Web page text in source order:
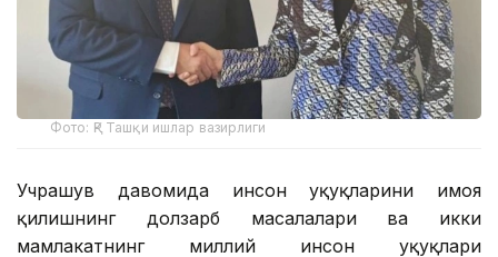
Фото: ҚР Ташқи ишлар вазирлиги
Учрашув давомида инсон ҳуқуқларини ҳимоя
қилишнинг долзарб масалалари ва икки
мамлакатнинг миллий инсон ҳуқуқлари